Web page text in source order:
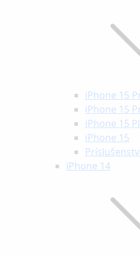
iPhone 15
iPhone 15
iPhone 15
iPhone 15
iPhone 14